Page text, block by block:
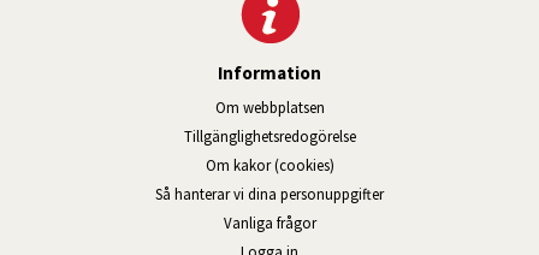
Information
Om webbplatsen
Tillgänglig­hets­redo­görelse
Om kakor (cookies)
Så hanterar vi dina personuppgifter
Vanliga frågor